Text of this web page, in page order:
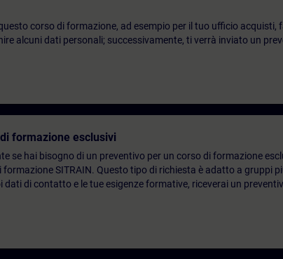
corso di formazione, ad esempio per il tuo ufficio acquisti,
alcuni dati personali; successivamente, ti verrà inviato un
formazione esclusivi
se hai bisogno di un preventivo per un corso di formazione
SITRAIN. Questo tipo di richiesta è adatto a gruppi
di contatto e le tue esigenze formative, riceverai un